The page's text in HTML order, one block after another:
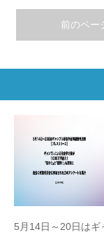
前のペー
5月14日～20日はギ